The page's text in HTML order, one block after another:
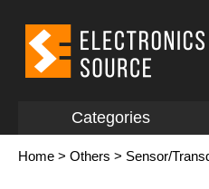
Categories
Home > Others > Sensor/